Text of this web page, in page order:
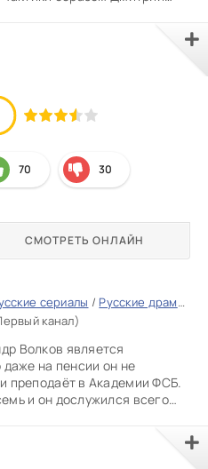
сериалы / Русские драмы
канал)
Волков является
на пенсии он не
преподаёт в Академии ФСБ.
и он дослужился всего
СМОТРЕТЬ ОНЛАЙН
70 30